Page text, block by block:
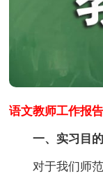
语文教师工作报
一、实习目的
对于我们师范